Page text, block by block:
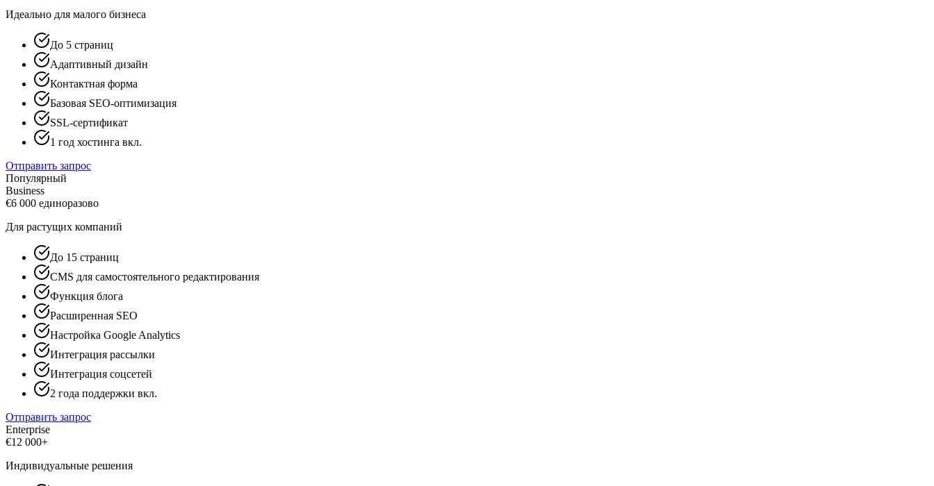
Идеально для малого бизнеса
До 5 страниц
Адаптивный дизайн
Контактная форма
Базовая SEO-оптимизация
SSL-сертификат
1 год хостинга вкл.
Отправить запрос
Популярный
Business
€6 000 единоразово
Для растущих компаний
До 15 страниц
CMS для самостоятельного редактирования
Функция блога
Расширенная SEO
Настройка Google Analytics
Интеграция рассылки
Интеграция соцсетей
2 года поддержки вкл.
Отправить запрос
Enterprise
€12 000+
Индивидуальные решения